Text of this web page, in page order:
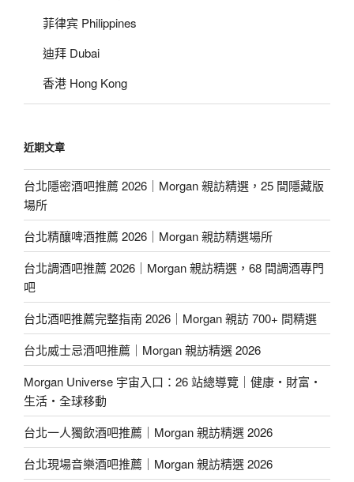
菲律宾 Philippines
迪拜 Dubai
香港 Hong Kong
近期文章
台北隱密酒吧推薦 2026｜Morgan 親訪精選，25 間隱藏版
場所
台北精釀啤酒推薦 2026｜Morgan 親訪精選場所
台北調酒吧推薦 2026｜Morgan 親訪精選，68 間調酒專門
吧
台北酒吧推薦完整指南 2026｜Morgan 親訪 700+ 間精選
台北威士忌酒吧推薦｜Morgan 親訪精選 2026
Morgan Universe 宇宙入口：26 站總導覽｜健康・財富・
生活・全球移動
台北一人獨飲酒吧推薦｜Morgan 親訪精選 2026
台北現場音樂酒吧推薦｜Morgan 親訪精選 2026